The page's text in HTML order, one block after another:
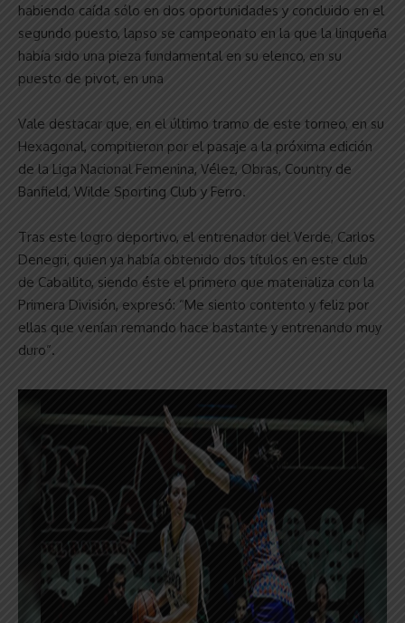
habiendo caída sólo en dos oportunidades y concluido en el
segundo puesto, lapso se campeonato en la que la linqueña
había sido una pieza fundamental en su elenco, en su
puesto de pivot, en una
Vale destacar que, en el último tramo de este torneo, en su
Hexagonal, compitieron por el pasaje a la próxima edición
de la Liga Nacional Femenina, Vélez, Obras, Country de
Banfield, Wilde Sporting Club y Ferro.
Tras este logro deportivo, el entrenador del Verde, Carlos
Denegri, quien ya había obtenido dos títulos en este club
de Caballito, siendo éste el primero que materializa con la
Primera División, expresó: “Me siento contento y feliz por
ellas que venían remando hace bastante y entrenando muy
duro”.